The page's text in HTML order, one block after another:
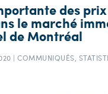
des
le marché
de Montréal
| COMMUNIQUÉS,